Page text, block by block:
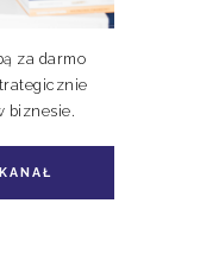
II
za darmo
biznesie.